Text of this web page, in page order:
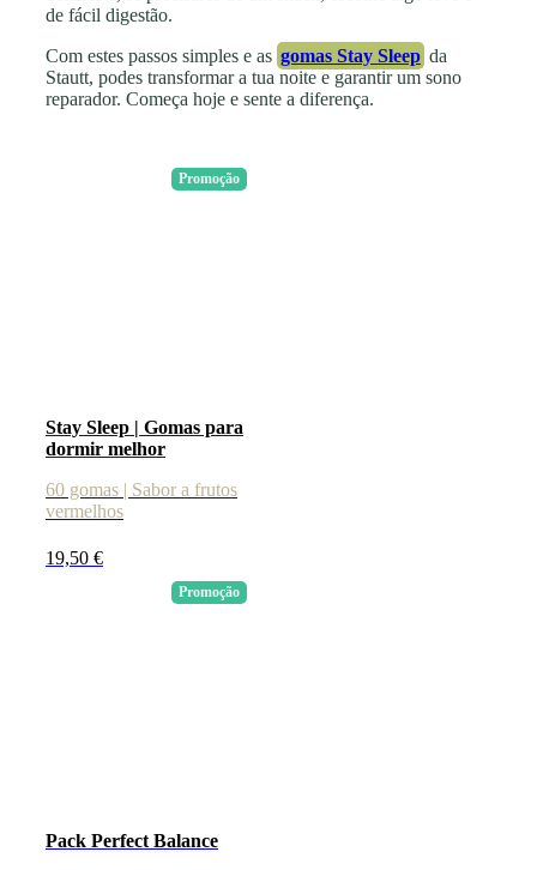
de fácil digestão.
Com estes passos simples e as gomas Stay Sleep da
Stautt, podes transformar a tua noite e garantir um sono
reparador. Começa hoje e sente a diferença.
Promoção
Stay Sleep | Gomas para
dormir melhor
60 gomas | Sabor a frutos
vermelhos
19,50 €
Promoção
Pack Perfect Balance